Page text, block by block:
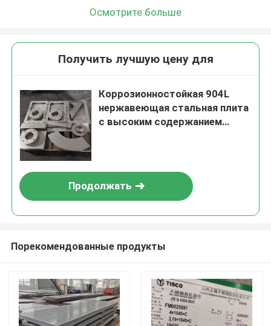
Осмотрите больше
Получить лучшую цену для
Коррозионностойкая 904L
нержавеющая стальная плита
с высоким содержанием
Продолжать
Порекомендованные продукты